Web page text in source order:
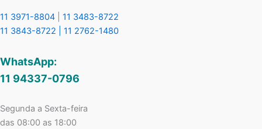
11 3971-8804
11 3483-8722
11 3843-8722 | 11 2762-1480
WhatsApp:
11 94337-0796
Segunda a Sexta-feira
das 08:00 as 18:00